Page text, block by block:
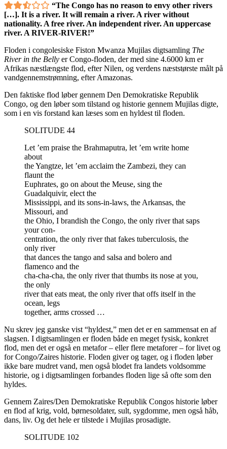
“The Congo has no reason to envy other rivers
[…]. It is a river. It will remain a river. A river without
nationality. A free river. An independent river. An uppercase
river. A RIVER-RIVER!”
Floden i congolesiske Fiston Mwanza Mujilas digtsamling The
River in the Belly er Congo-floden, der med sine 4.6000 km er
Afrikas næstlængste flod, efter Nilen, og verdens næststørste målt på
vandgennemstrømning, efter Amazonas.
Den faktiske flod løber gennem Den Demokratiske Republik
Congo, og den løber som tilstand og historie gennem Mujilas digte,
som i en vis forstand kan læses som en hyldest til floden.
SOLITUDE 44
Let ’em praise the Brahmaputra, let ’em write home
about
the Yangtze, let ’em acclaim the Zambezi, they can
flaunt the
Euphrates, go on about the Meuse, sing the
Guadalquivir, elect the
Mississippi, and its sons-in-laws, the Arkansas, the
Missouri, and
the Ohio, I brandish the Congo, the only river that saps
your con-
centration, the only river that fakes tuberculosis, the
only river
that dances the tango and salsa and bolero and
flamenco and the
cha-cha-cha, the only river that thumbs its nose at you,
the only
river that eats meat, the only river that offs itself in the
ocean, legs
together, arms crossed …
Nu skrev jeg ganske vist “hyldest,” men det er en sammensat en af
slagsen. I digtsamlingen er floden både en meget fysisk, konkret
flod, men det er også en metafor – eller flere metaforer – for livet og
for Congo/Zaires historie. Floden giver og tager, og i floden løber
ikke bare mudret vand, men også blodet fra landets voldsomme
historie, og i digtsamlingen forbandes floden lige så ofte som den
hyldes.
Gennem Zaires/Den Demokratiske Republik Congos historie løber
en flod af krig, vold, børnesoldater, sult, sygdomme, men også håb,
dans, liv. Og det hele er tilstede i Mujilas prosadigte.
SOLITUDE 102